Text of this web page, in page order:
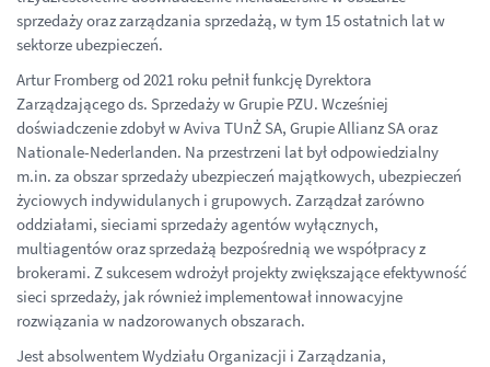
sprzedaży oraz zarządzania sprzedażą, w tym 15 ostatnich lat w
sektorze ubezpieczeń.
Artur Fromberg od 2021 roku pełnił funkcję Dyrektora
Zarządzającego ds. Sprzedaży w Grupie PZU. Wcześniej
doświadczenie zdobył w Aviva TUnŻ SA, Grupie Allianz SA oraz
Nationale-Nederlanden. Na przestrzeni lat był odpowiedzialny
m.in. za obszar sprzedaży ubezpieczeń majątkowych, ubezpieczeń
życiowych indywidulanych i grupowych. Zarządzał zarówno
oddziałami, sieciami sprzedaży agentów wyłącznych,
multiagentów oraz sprzedażą bezpośrednią we współpracy z
brokerami. Z sukcesem wdrożył projekty zwiększające efektywność
sieci sprzedaży, jak również implementował innowacyjne
rozwiązania w nadzorowanych obszarach.
Jest absolwentem Wydziału Organizacji i Zarządzania,